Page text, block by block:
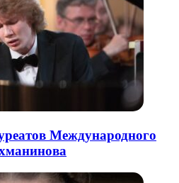
Международного